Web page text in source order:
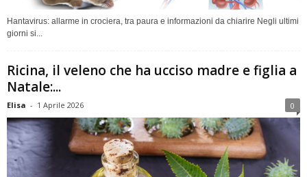
Hantavirus: allarme in crociera, tra paura e informazioni da chiarire Negli ultimi
giorni si...
Ricina, il veleno che ha ucciso madre e figlia a
Natale:...
Elisa - 1 Aprile 2026 0